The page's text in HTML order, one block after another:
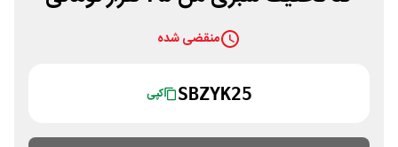
منقضی شده
SBZYK25 کپی